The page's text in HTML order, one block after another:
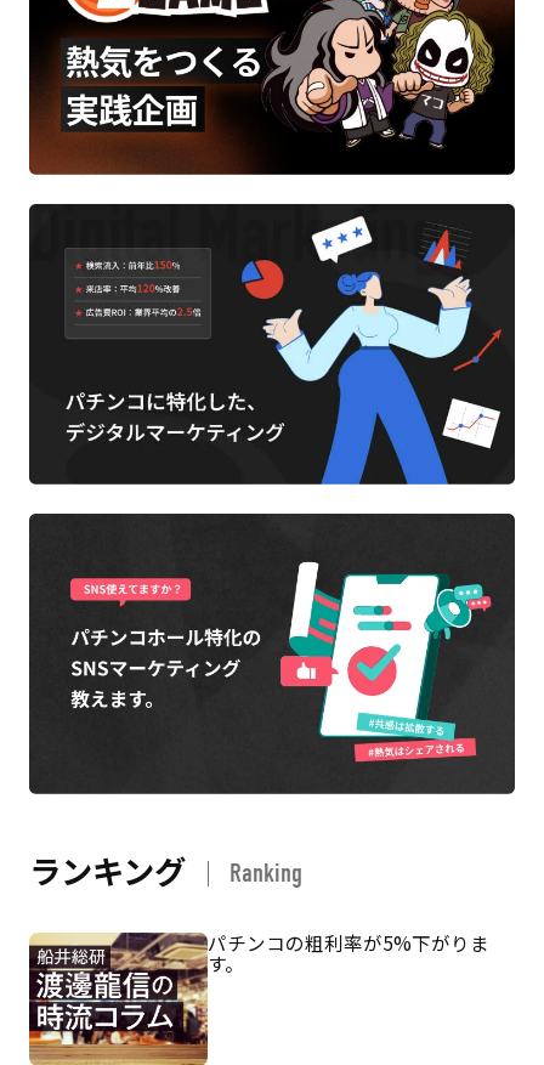
ランキング Ranking
パチンコの粗利率が5%下がりま
す。